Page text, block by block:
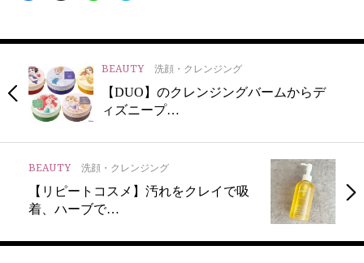
BEAUTY 洗顔・クレンジング
【DUO】のクレンジングバームからデ
ィズニープ…
BEAUTY 洗顔・クレンジング
【リピートコスメ】汚れをクレイで吸
着、ハーブで…